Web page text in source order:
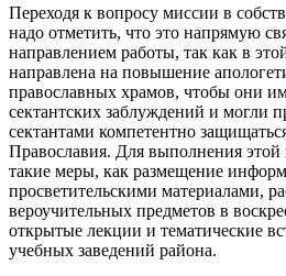
Переходя к вопросу миссии в
надо отметить, что это напрямую
направлением работы, так как в
направлена на повышение
православных храмов, чтобы они
сектантских заблуждений и могли
сектантами компетентно
Православия. Для выполнения этой
такие меры, как размещение
просветительскими материалами,
вероучительных предметов в
открытые лекции и тематические
учебных заведений района.